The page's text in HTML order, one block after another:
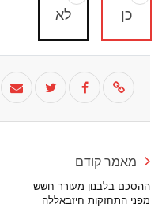
כן לא
מאמר קודם
ההסכם בלבנון מעורר חשש
מפני התחזקות חיזבאללה